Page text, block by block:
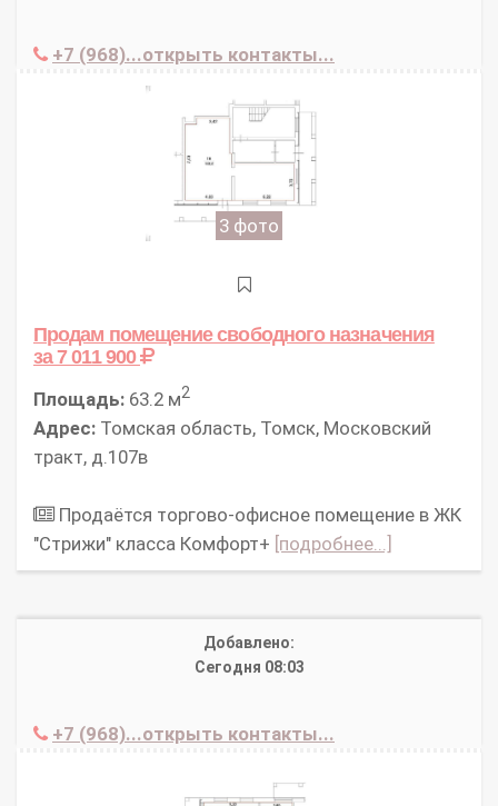
+7 (968)...открыть контакты...
3 фото
Продам помещение свободного назначения
за 7 011 900
Площадь: 63.2 м2
Адрес: Томская область, Томск, Московский
тракт, д.107в
Продаётся торгово-офисное помещение в ЖК
"Стрижи" класса Комфорт+ [подробнее...]
Добавлено:
Сегодня 08:03
+7 (968)...открыть контакты...